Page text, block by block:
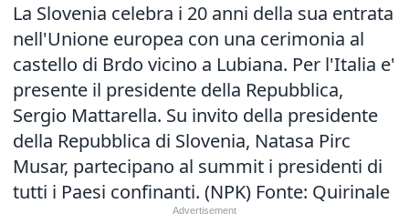
La Slovenia celebra i 20 anni della sua entrata
nell'Unione europea con una cerimonia al
castello di Brdo vicino a Lubiana. Per l'Italia e'
presente il presidente della Repubblica,
Sergio Mattarella. Su invito della presidente
della Repubblica di Slovenia, Natasa Pirc
Musar, partecipano al summit i presidenti di
tutti i Paesi confinanti. (NPK) Fonte: Quirinale